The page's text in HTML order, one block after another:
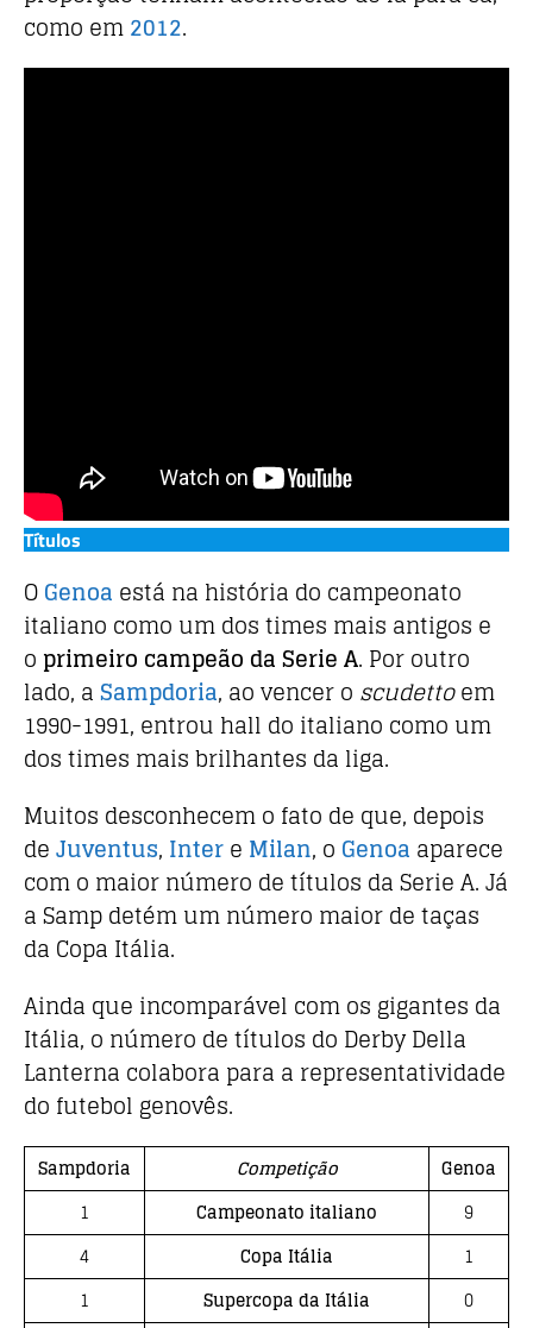
como em2012.
Títulos
OGenoa está na história do campeonato
italiano como um dos times mais antigos e
o primeiro campeão da Serie A. Por outro
lado, aSampdoria, ao vencer o scudettoem
1990-1991, entrou hall do italiano como um
dos times mais brilhantes da liga.
Muitos desconhecem o fato de que, depois
deJuventus, Intere Milan, o Genoa aparece
com o maior número de títulos da Serie A. Já
a Samp detém um número maior de taças
da Copa Itália.
Ainda que incomparável com os gigantes da
Itália, o número de títulos do Derby Della
Lanterna colabora para a representatividade
do futebol genovês.
Sampdoria Competição
Genoa
1
Campeonato italiano
9
4
Copa Itália
1
1
Supercopa da Itália
0